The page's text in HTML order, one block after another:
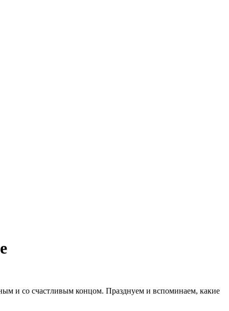
и со счастливым концом. Празднуем и вспоминаем, какие